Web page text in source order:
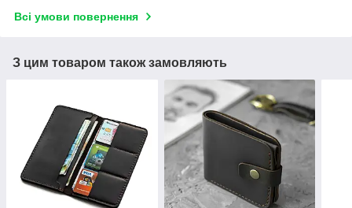
Всі умови повернення
З цим товаром також замовляють